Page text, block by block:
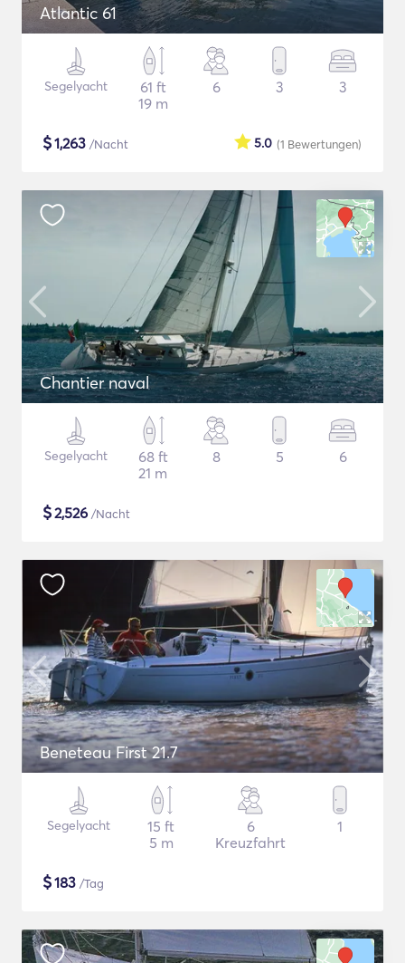
Atlantic 61
Segelyacht
61 ft
19 m
6 3 3
$1,263 /Nacht (1 Bewertungen)
5.0
Chantier naval
Segelyacht
68 ft
21 m
8 5 6
$2,526 /Nacht
Beneteau First 21.7
Segelyacht
15 ft
5 m
6
Kreuzfahrt
1
$183 /Tag